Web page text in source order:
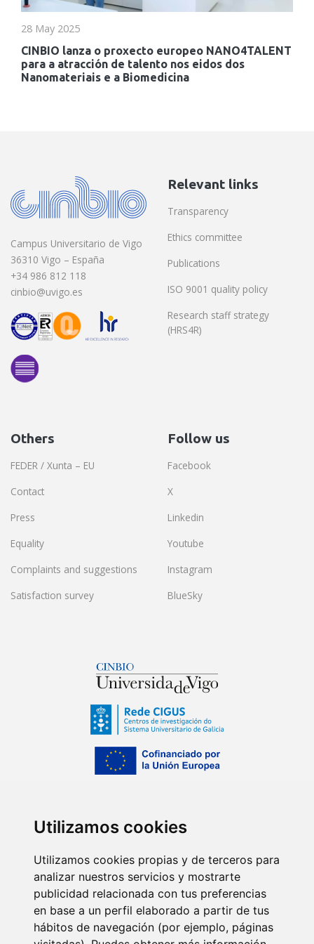
Utilizamos cookies
Utilizamos cookies propias y de terceros para
analizar nuestros servicios y mostrarte
publicidad relacionada con tus preferencias
en base a un perfil elaborado a partir de tus
hábitos de navegación (por ejemplo, páginas
28 May 2025
CINBIO lanza o proxecto europeo NANO4TALENT
para a atracción de talento nos eidos dos
Nanomateriais e a Biomedicina
Campus Universitario de Vigo
36310 Vigo – España
+34 986 812 118
cinbio@uvigo.es
Relevant links
Transparency
Ethics committee
Publications
ISO 9001 quality policy
Research staff strategy
(HRS4R)
Others
FEDER / Xunta – EU
Contact
Press
Equality
Complaints and suggestions
Satisfaction survey
Follow us
Facebook
X
Linkedin
Youtube
Instagram
BlueSky